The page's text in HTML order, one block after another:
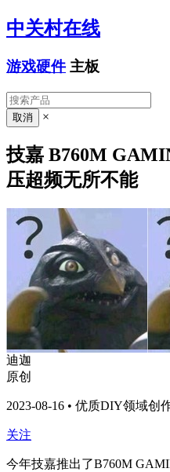
中关村在线
游戏硬件 主板
×
技嘉 B760M
压超频无所不能
迪迦
原创
2023-08-16 • 优质DIY领域创
关注
今年技嘉推出了B760M